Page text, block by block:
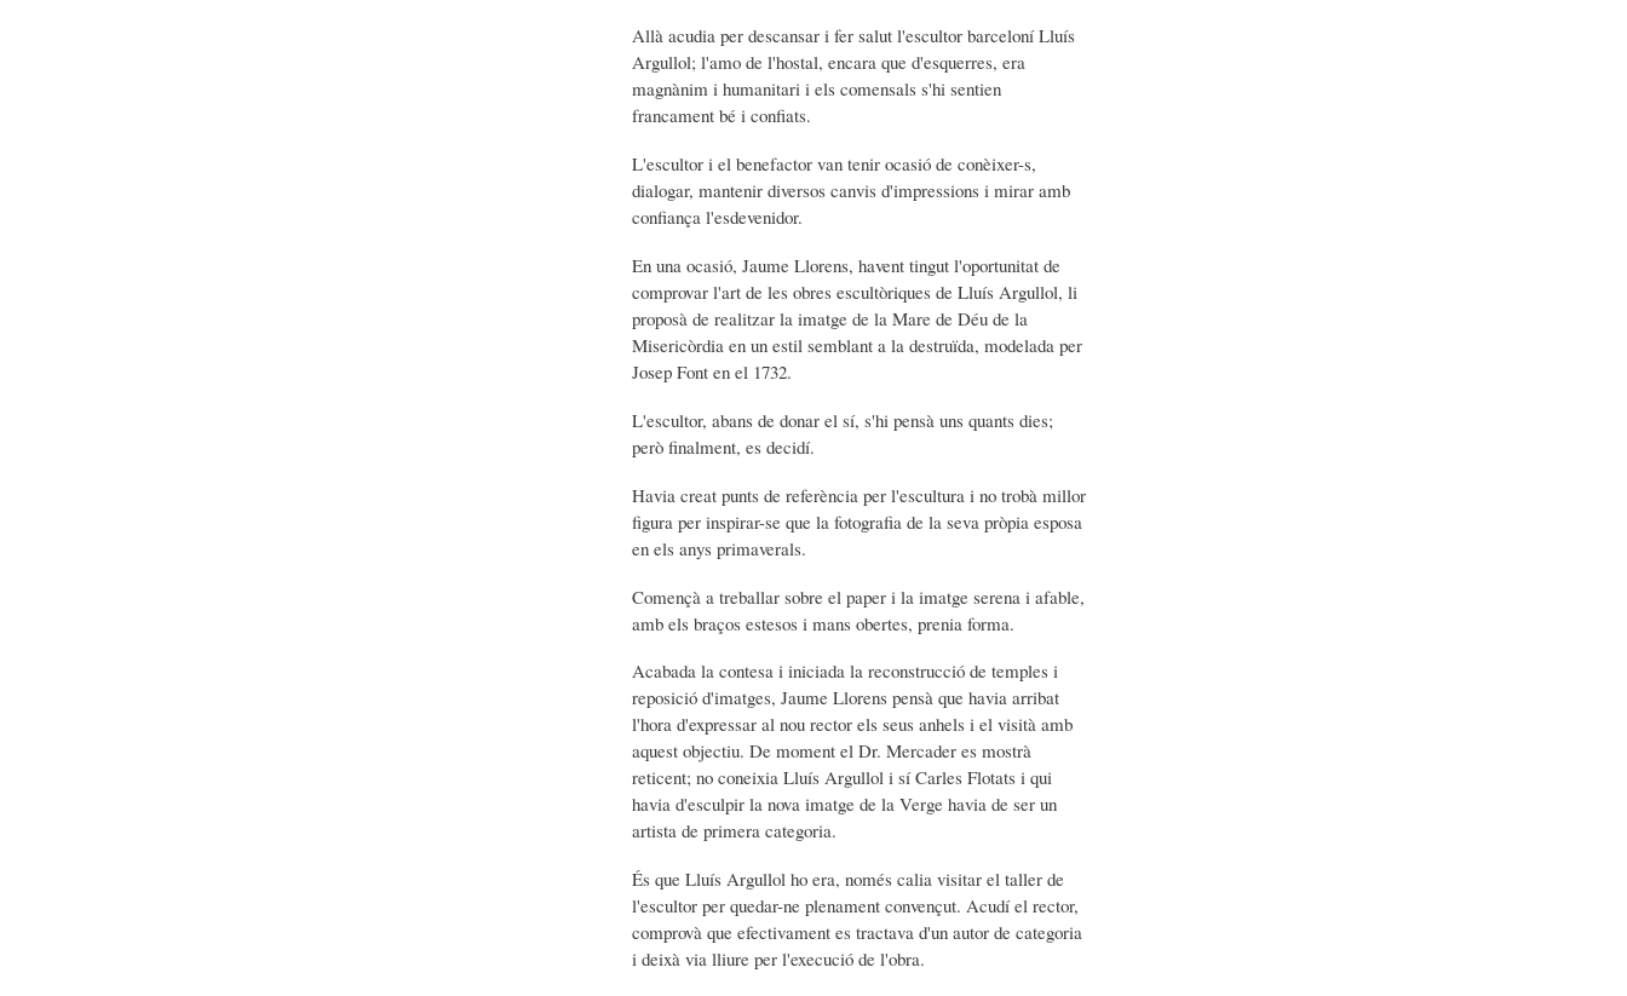
Allà acudia per descansar i fer salut l'escultor barceloní Lluís
Argullol; l'amo de l'hostal, encara que d'esquerres, era
magnànim i humanitari i els comensals s'hi sentien
francament bé i confiats.
L'escultor i el benefactor van tenir ocasió de conèixer-s,
dialogar, mantenir diversos canvis d'impressions i mirar amb
confiança l'esdevenidor.
En una ocasió, Jaume Llorens, havent tingut l'oportunitat de
comprovar l'art de les obres escultòriques de Lluís Argullol, li
proposà de realitzar la imatge de la Mare de Déu de la
Misericòrdia en un estil semblant a la destruïda, modelada per
Josep Font en el 1732.
L'escultor, abans de donar el sí, s'hi pensà uns quants dies;
però finalment, es decidí.
Havia creat punts de referència per l'escultura i no trobà millor
figura per inspirar-se que la fotografia de la seva pròpia esposa
en els anys primaverals.
Començà a treballar sobre el paper i la imatge serena i afable,
amb els braços estesos i mans obertes, prenia forma.
Acabada la contesa i iniciada la reconstrucció de temples i
reposició d'imatges, Jaume Llorens pensà que havia arribat
l'hora d'expressar al nou rector els seus anhels i el visità amb
aquest objectiu. De moment el Dr. Mercader es mostrà
reticent; no coneixia Lluís Argullol i sí Carles Flotats i qui
havia d'esculpir la nova imatge de la Verge havia de ser un
artista de primera categoria.
És que Lluís Argullol ho era, només calia visitar el taller de
l'escultor per quedar-ne plenament convençut. Acudí el rector,
comprovà que efectivament es tractava d'un autor de categoria
i deixà via lliure per l'execució de l'obra.